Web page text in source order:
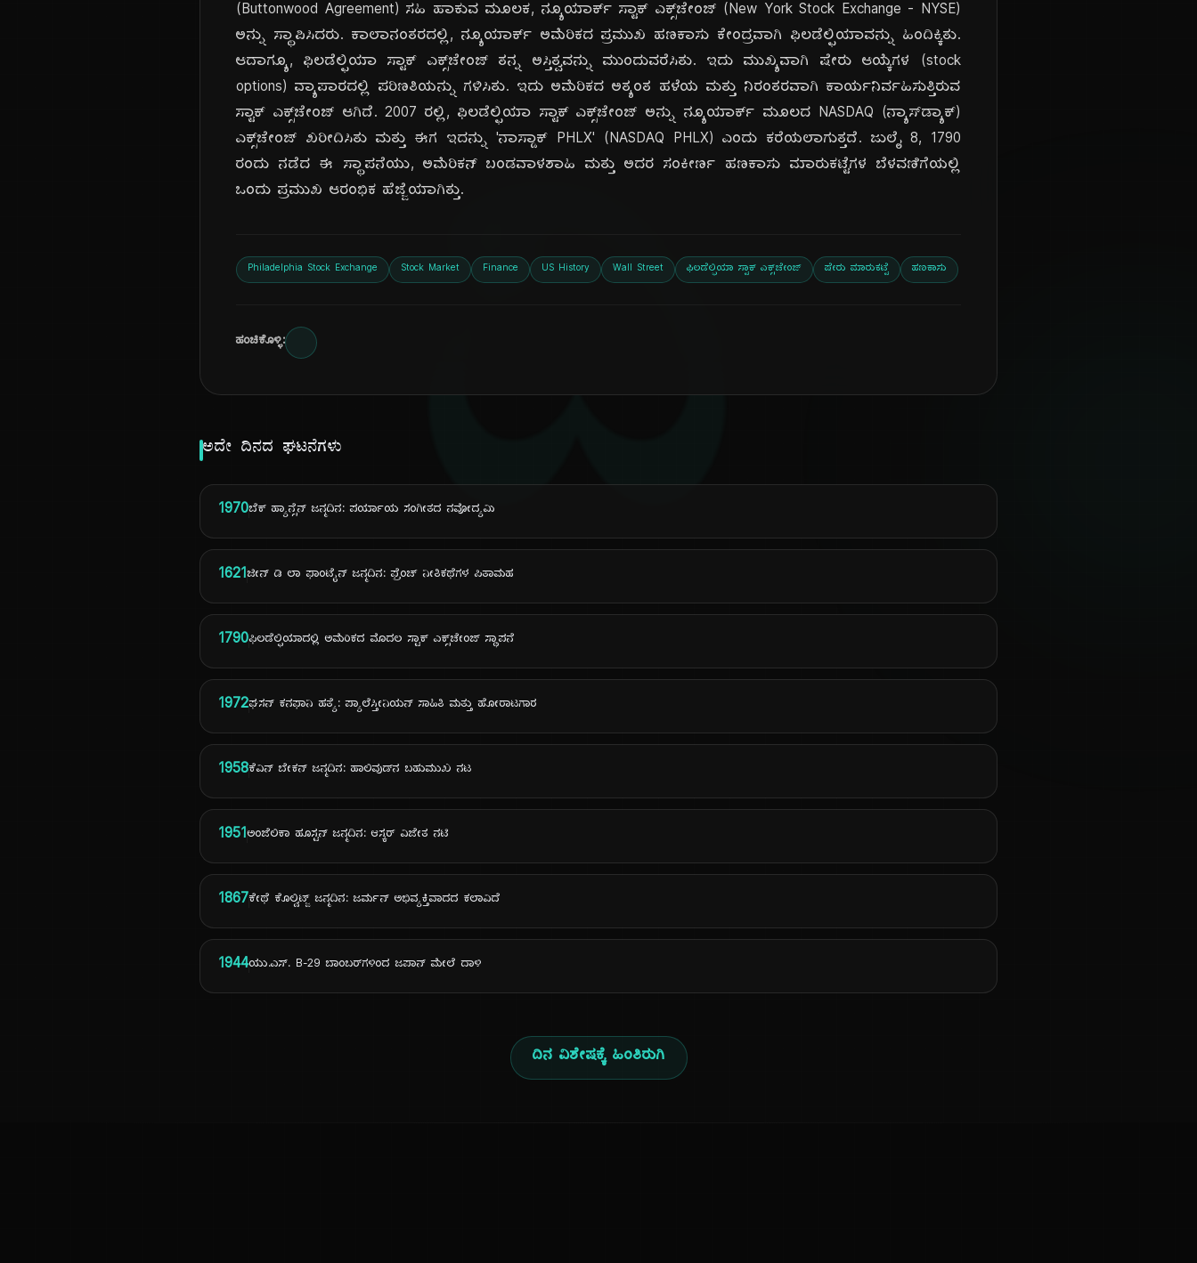
ದಿ
(Buttonwood Agreement) ಸಹಿ ಹಾಕುವ ಮೂಲಕ, ನ್ಯೂಯಾರ್ಕ್ ಸ್ಟಾಕ್ ಎಕ್ಸ್‌ಚೇಂಜ್ (New York Stock Exchange - NYSE)
ಅನ್ನು ಸ್ಥಾಪಿಸಿದರು. ಕಾಲಾನಂತರದಲ್ಲಿ, ನ್ಯೂಯಾರ್ಕ್ ಅಮೆರಿಕದ ಪ್ರಮುಖ ಹಣಕಾಸು ಕೇಂದ್ರವಾಗಿ ಫಿಲಡೆಲ್ಫಿಯಾವನ್ನು ಹಿಂದಿಕ್ಕಿತು.
ಆದಾಗ್ಯೂ, ಫಿಲಡೆಲ್ಫಿಯಾ ಸ್ಟಾಕ್ ಎಕ್ಸ್‌ಚೇಂಜ್ ತನ್ನ ಅಸ್ತಿತ್ವವನ್ನು ಮುಂದುವರೆಸಿತು. ಇದು ಮುಖ್ಯವಾಗಿ ಷೇರು ಆಯ್ಕೆಗಳ (stock
options) ವ್ಯಾಪಾರದಲ್ಲಿ ಪರಿಣತಿಯನ್ನು ಗಳಿಸಿತು. ಇದು ಅಮೆರಿಕದ ಅತ್ಯಂತ ಹಳೆಯ ಮತ್ತು ನಿರಂತರವಾಗಿ ಕಾರ್ಯನಿರ್ವಹಿಸುತ್ತಿರುವ
ಸ್ಟಾಕ್ ಎಕ್ಸ್‌ಚೇಂಜ್ ಆಗಿದೆ. 2007 ರಲ್ಲಿ, ಫಿಲಡೆಲ್ಫಿಯಾ ಸ್ಟಾಕ್ ಎಕ್ಸ್‌ಚೇಂಜ್ ಅನ್ನು ನ್ಯೂಯಾರ್ಕ್ ಮೂಲದ NASDAQ (ನ್ಯಾಸ್‌ಡ್ಯಾಕ್)
ಎಕ್ಸ್‌ಚೇಂಜ್ ಖರೀದಿಸಿತು ಮತ್ತು ಈಗ ಇದನ್ನು 'ನಾಸ್ಡಾಕ್ PHLX' (NASDAQ PHLX) ಎಂದು ಕರೆಯಲಾಗುತ್ತದೆ. ಜುಲೈ 8, 1790
ರಂದು ನಡೆದ ಈ ಸ್ಥಾಪನೆಯು, ಅಮೆರಿಕನ್ ಬಂಡವಾಳಶಾಹಿ ಮತ್ತು ಅದರ ಸಂಕೀರ್ಣ ಹಣಕಾಸು ಮಾರುಕಟ್ಟೆಗಳ ಬೆಳವಣಿಗೆಯಲ್ಲಿ
ಒಂದು ಪ್ರಮುಖ ಆರಂಭಿಕ ಹೆಜ್ಜೆಯಾಗಿತ್ತು.
Philadelphia Stock Exchange Stock Market Finance US History Wall Street ಫಿಲಡೆಲ್ಫಿಯಾ ಸ್ಟಾಕ್ ಎಕ್ಸ್‌ಚೇಂಜ್ ಷೇರು ಮಾರುಕಟ್ಟೆ ಹಣಕಾಸು
ಹಂಚಿಕೊಳ್ಳಿ:
ಅದೇ ದಿನದ ಘಟನೆಗಳು
1970ಬೆಕ್ ಹ್ಯಾನ್ಸೆನ್ ಜನ್ಮದಿನ: ಪರ್ಯಾಯ ಸಂಗೀತದ ನವೋದ್ಯಮಿ
1621ಜೀನ್ ಡಿ ಲಾ ಫಾಂಟೈನ್ ಜನ್ಮದಿನ: ಫ್ರೆಂಚ್ ನೀತಿಕಥೆಗಳ ಪಿತಾಮಹ
1790ಫಿಲಡೆಲ್ಫಿಯಾದಲ್ಲಿ ಅಮೆರಿಕದ ಮೊದಲ ಸ್ಟಾಕ್ ಎಕ್ಸ್‌ಚೇಂಜ್ ಸ್ಥಾಪನೆ
1972ಘಸನ್ ಕನಫಾನಿ ಹತ್ಯೆ: ಪ್ಯಾಲೆಸ್ತೀನಿಯನ್ ಸಾಹಿತಿ ಮತ್ತು ಹೋರಾಟಗಾರ
1958ಕೆವಿನ್ ಬೇಕನ್ ಜನ್ಮದಿನ: ಹಾಲಿವುಡ್‌ನ ಬಹುಮುಖ ನಟ
1951ಅಂಜೆಲಿಕಾ ಹೂಸ್ಟನ್ ಜನ್ಮದಿನ: ಆಸ್ಕರ್ ವಿಜೇತ ನಟಿ
1867ಕೇಥೆ ಕೊಲ್ವಿಟ್ಜ್ ಜನ್ಮದಿನ: ಜರ್ಮನ್ ಅಭಿವ್ಯಕ್ತಿವಾದದ ಕಲಾವಿದೆ
1944ಯು.ಎಸ್. B-29 ಬಾಂಬರ್‌ಗಳಿಂದ ಜಪಾನ್ ಮೇಲೆ ದಾಳಿ
ದಿನ ವಿಶೇಷಕ್ಕೆ ಹಿಂತಿರುಗಿ